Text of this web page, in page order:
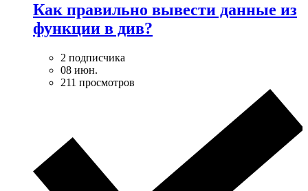
Как правильно вывести данные из
функции в див?
2 подписчика
08 июн.
211 просмотров